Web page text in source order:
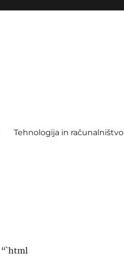
Tehnologija in računalništvo
“`html